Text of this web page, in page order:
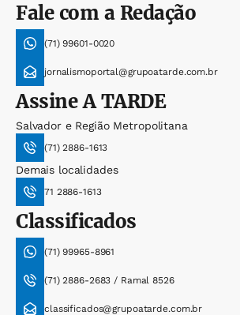
Fale com a Redação
(71) 99601-0020
jornalismoportal@grupoatarde.com.br
AssineA TARDE
Salvador e Região Metropolitana
(71) 2886-1613
Demais localidades
71 2886-1613
Classificados
(71) 99965-8961
(71) 2886-2683 / Ramal 8526
classificados@grupoatarde.com.br